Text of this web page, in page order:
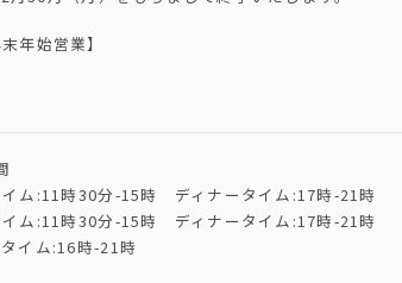
年始営業】
時30分-15時 ディナータイム:17時-21時
:11時30分-15時 ディナータイム:17時-21時
ム:16時-21時